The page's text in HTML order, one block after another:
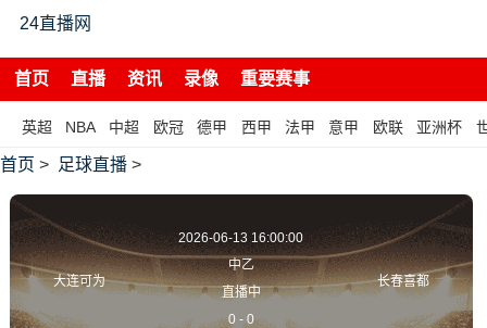
24直播网
首页 直播 资讯 录像 重要赛事
英超 NBA 中超 欧冠 德甲 西甲 法甲 意甲 欧联 亚洲杯
首页 > 足球直播 >
大连可为
2026-06-13 16:00:00
中乙
直播中
0 - 0
长春喜都